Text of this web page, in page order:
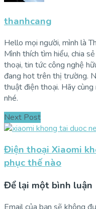
thanhcang
Hello mọi người, mình là
Mình thích tìm hiểu, chia
thoại, tin tức công nghệ
đang hot trên thị trường.
thuật điện thoại. Hãy
nhé.
Next Post
Điện thoại Xiaomi
phục thế nào
Để lại một bình luận